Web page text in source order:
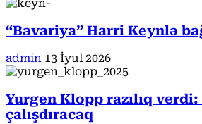
“Bavariya” Harri Keynlə
admin 13 İyul 2026
Yurgen Klopp razılıq
çalışdıracaq